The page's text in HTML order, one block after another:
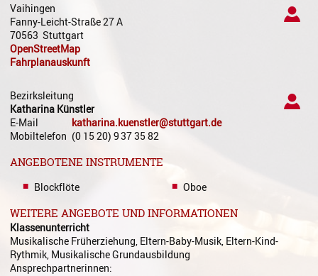
Komposition
Recording
Musiktheater - Stage
Coaching
Musiktheorie
Musiktherapie
Vaihingen
Fanny-Leicht-Straße 27 A
70563 Stuttgart
OpenStreetMap
Fahrplanauskunft
Bezirksleitung
Katharina Künstler
E-Mail
katharina.kuenstler@stuttgart.de
Mobiltelefon (0 15 20) 93735 82
ANGEBOTENE INSTRUMENTE
Blockflöte Oboe
WEITERE ANGEBOTE UND INFORMATIONEN
Klassenunterricht
Musikalische Früherziehung, Eltern-Baby-Musik, Eltern-Kind-
Rythmik, Musikalische Grundausbildung
Ansprechpartnerinnen: